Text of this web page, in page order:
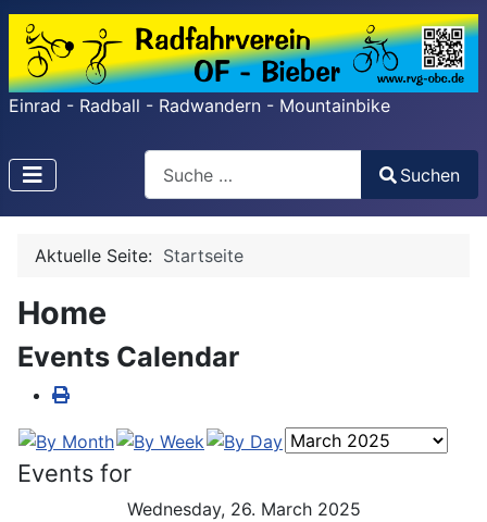
Einrad - Radball - Radwandern - Mountainbike
Search
Type 2 or more characters for results.
Suchen
Aktuelle Seite: Startseite
Home
Events Calendar
Events for
Wednesday, 26. March 2025